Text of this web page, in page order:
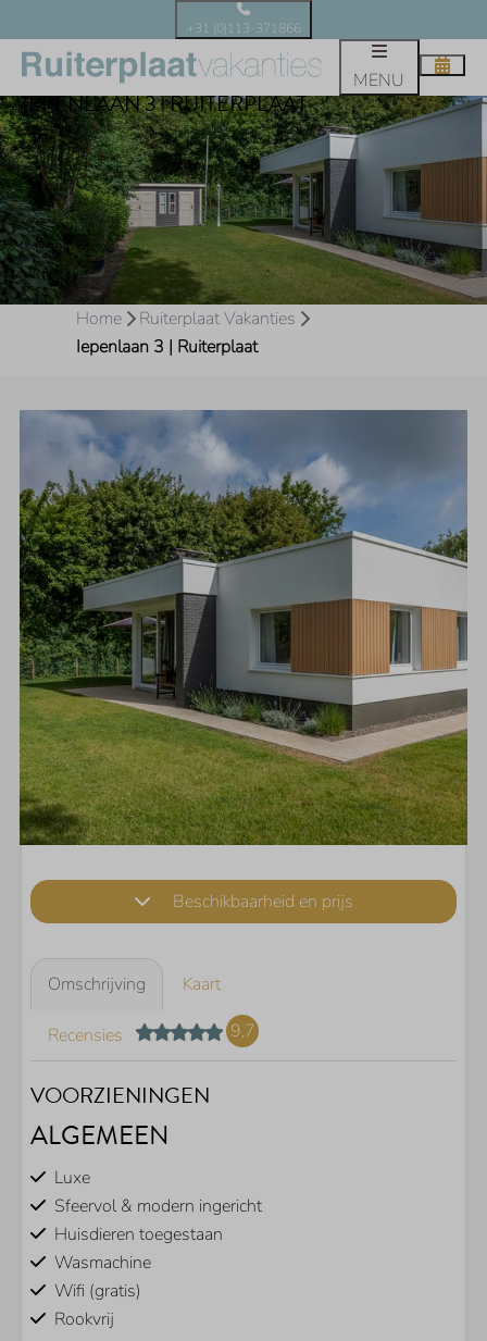
+31 (0)113-371866
MENU
IEPENLAAN 3 | RUITERPLAAT
Home
Ruiterplaat Vakanties
Iepenlaan 3 | Ruiterplaat
Beschikbaarheid en prijs
Omschrijving Kaart
Recensies 9,7
VOORZIENINGEN
ALGEMEEN
Luxe
Sfeervol & modern ingericht
Huisdieren toegestaan
Wasmachine
Wifi (gratis)
Rookvrij